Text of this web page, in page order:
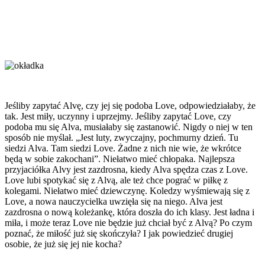
Jeśliby zapytać Alvę, czy jej się podoba Love, odpowiedziałaby, że
tak. Jest miły, uczynny i uprzejmy. Jeśliby zapytać Love, czy
podoba mu się Alva, musiałaby się zastanowić. Nigdy o niej w ten
sposób nie myślał. „Jest luty, zwyczajny, pochmurny dzień. Tu
siedzi Alva. Tam siedzi Love. Żadne z nich nie wie, że wkrótce
będą w sobie zakochani”. Niełatwo mieć chłopaka. Najlepsza
przyjaciółka Alvy jest zazdrosna, kiedy Alva spędza czas z Love.
Love lubi spotykać się z Alvą, ale też chce pograć w piłkę z
kolegami. Niełatwo mieć dziewczynę. Koledzy wyśmiewają się z
Love, a nowa nauczycielka uwzięła się na niego. Alva jest
zazdrosna o nową koleżankę, która doszła do ich klasy. Jest ładna i
miła, i może teraz Love nie będzie już chciał być z Alvą? Po czym
poznać, że miłość już się skończyła? I jak powiedzieć drugiej
osobie, że już się jej nie kocha?